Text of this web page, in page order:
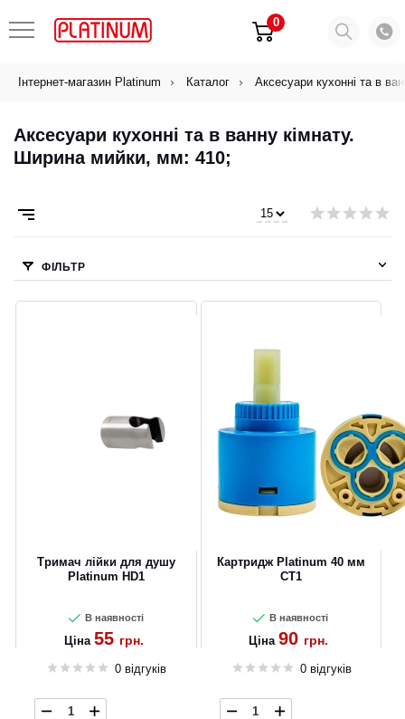
0
Інтернет-магазин Platinum Каталог Аксесуари кухонні та в
Аксесуари кухонні та в ванну кімнату.
Ширина мийки, мм: 410;
ФІЛЬТР
Тримач лійки для душу
Platinum HD1
В наявності
Ціна 55 грн.
0 відгуків
Картридж Platinum 40 мм
CT1
В наявності
Ціна 90 грн.
0 відгуків